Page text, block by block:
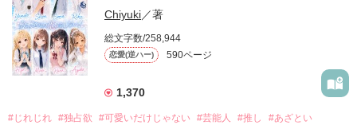
詳しく検索
タイトル キーワード 作家名 表紙コメント
Chiyuki／著
総文字数/258,944
恋愛(逆ハー) 590ページ
1,370
#じれじれ #独占欲 #可愛いだけじゃない #芸能人 #推し
#あざとい